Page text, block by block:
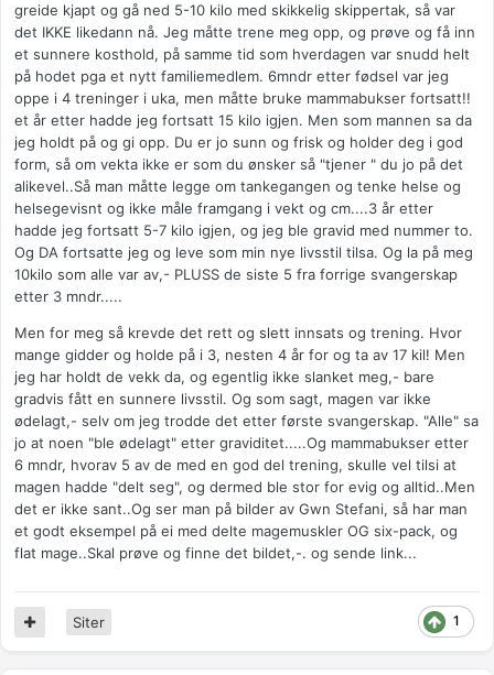
greide kjapt og gå ned 5-10 kilo med skikkelig skippertak, så var
det IKKE likedann nå. Jeg måtte trene meg opp, og prøve og få inn
et sunnere kosthold, på samme tid som hverdagen var snudd helt
på hodet pga et nytt familiemedlem. 6mndr etter fødsel var jeg
oppe i 4 treninger i uka, men måtte bruke mammabukser fortsatt!!
et år etter hadde jeg fortsatt 15 kilo igjen. Men som mannen sa da
jeg holdt på og gi opp. Du er jo sunn og frisk og holder deg i god
form, så om vekta ikke er som du ønsker så "tjener " du jo på det
alikevel..Så man måtte legge om tankegangen og tenke helse og
helsegevisnt og ikke måle framgang i vekt og cm....3 år etter
hadde jeg fortsatt 5-7 kilo igjen, og jeg ble gravid med nummer to.
Og DA fortsatte jeg og leve som min nye livsstil tilsa. Og la på meg
10kilo som alle var av,- PLUSS de siste 5 fra forrige svangerskap
etter 3 mndr.....
Men for meg så krevde det rett og slett innsats og trening. Hvor
mange gidder og holde på i 3, nesten 4 år for og ta av 17 kil! Men
jeg har holdt de vekk da, og egentlig ikke slanket meg,- bare
gradvis fått en sunnere livsstil. Og som sagt, magen var ikke
ødelagt,- selv om jeg trodde det etter første svangerskap. "Alle" sa
jo at noen "ble ødelagt" etter graviditet.....Og mammabukser etter
6 mndr, hvorav 5 av de med en god del trening, skulle vel tilsi at
magen hadde "delt seg", og dermed ble stor for evig og alltid..Men
det er ikke sant..Og ser man på bilder av Gwn Stefani, så har man
et godt eksempel på ei med delte magemuskler OG six-pack, og
flat mage..Skal prøve og finne det bildet,-. og sende link...
1
Siter